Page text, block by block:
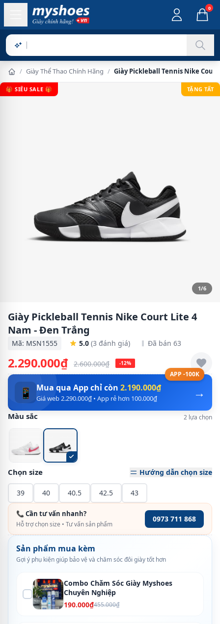
0
Sản phẩm
/ Giày Thể Thao Chính Hãng / Giày Pickleball Tennis Nike
🎁 SIÊU SALE 🎁 TẶNG TẤT
1/6
Giày Pickleball Tennis Nike Court Lite 4
Nam - Đen Trắng
Mã: MSN1555 5.0 (3 đánh giá) Đã bán 63
2.290.000₫ 2.600.000₫ -12%
APP -100K
→
📱 Mua qua App chỉ còn 2.190.000₫
Giá web 2.290.000₫ • App rẻ hơn 100.000₫
Màu sắc 2 lựa chọn
Chọn size Hướng dẫn chọn size
39 40 40.5 42.5 43
📞 Cần tư vấn nhanh?
Hỗ trợ chọn size • Tư vấn sản phẩm
0973 711 868
Sản phẩm mua kèm
Gợi ý phụ kiện giúp bảo vệ và chăm sóc đôi giày tốt hơn
Combo Chăm Sóc Giày Myshoes
Chuyên Nghiệp
190.000₫455.000₫